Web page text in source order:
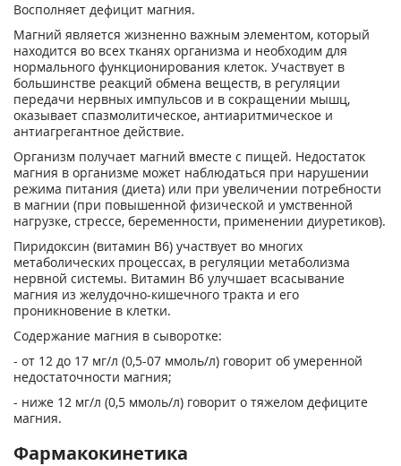
Восполняет дефицит магния.
Магний является жизненно важным элементом, который
находится во всех тканях ор­ганизма и необходим для
нормального функционирования клеток. Участвует в
большинстве реакций обмена веществ, в регуляции
передачи нервных импульсов и в сокращении мышц,
оказывает спазмолитическое, антиаритмическое и
антиагрегантное действие.
Организм получает магний вместе с пищей. Недостаток
магния в организме может наблюдаться при нарушении
режима питания (диета) или при увеличении потребности
в магнии (при повышенной физической и умственной
нагрузке, стрессе, беременности, приме­нении диуретиков).
Пиридоксин (витамин В6) участвует во многих
метаболических процессах, в регуля­ции метаболизма
нервной системы. Витамин В6 улучшает всасывание
магния из желудочно-кишечного тракта и его
проникновение в клетки.
Содержание магния в сыворотке:
- от 12 до 17 мг/л (0,5-07 ммоль/л) говорит об умеренной
недостаточности магния;
- ниже 12 мг/л (0,5 ммоль/л) говорит о тяжелом дефиците
магния.
Фармакокинетика